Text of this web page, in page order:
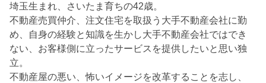
埼玉生まれ、さいたま育ちの42歳。
不動産売買仲介、注文住宅を取扱う大手不動産会社に勤
め、自身の経験と知識を生かし大手不動産会社ではでき
ない、お客様側に立ったサービスを提供したいと思い独
立。
不動産屋の悪い、怖いイメージを改革することを志し、